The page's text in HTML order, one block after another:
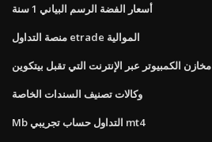
أسعار الفضة الرسم البياني 1 سنة
منصة التداول etrade الموالية
مخازن الكمبيوتر عبر الإنترنت التي تقبل بيتكوين
وكالات تصنيف السندات الخاصة
Mb التداول حساب تجريبي mt4